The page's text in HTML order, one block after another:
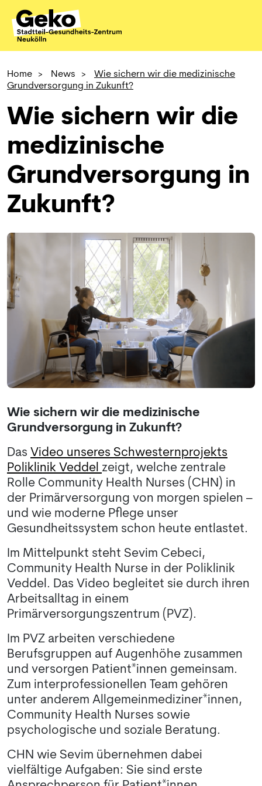
Home > News >
Wie sichern wir die medizinische
Grundversorgung in Zukunft?
Wie sichern wir die
medizinische
Grundversorgung in
Zukunft?
Wie sichern wir die medizinische
Grundversorgung in Zukunft?
Das Video unseres Schwesternprojekts
Poliklinik Veddel zeigt, welche zentrale
Rolle Community Health Nurses (CHN) in
der Primärversorgung von morgen spielen –
und wie moderne Pflege unser
Gesundheitssystem schon heute entlastet.
Im Mittelpunkt steht Sevim Cebeci,
Community Health Nurse in der Poliklinik
Veddel. Das Video begleitet sie durch ihren
Arbeitsalltag in einem
Primärversorgungszentrum (PVZ).
Im PVZ arbeiten verschiedene
Berufsgruppen auf Augenhöhe zusammen
und versorgen Patient*innen gemeinsam.
Zum interprofessionellen Team gehören
unter anderem Allgemeinmediziner*innen,
Community Health Nurses sowie
psychologische und soziale Beratung.
CHN wie Sevim übernehmen dabei
vielfältige Aufgaben: Sie sind erste